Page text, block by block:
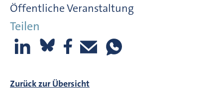
Öffentliche Veranstaltung
Teilen
Zurück zur Übersicht